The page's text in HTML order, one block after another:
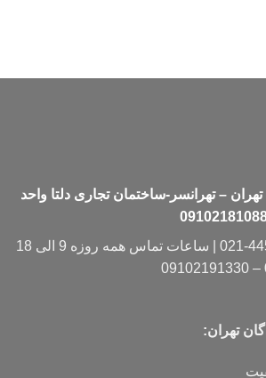
– تهرانسر-ساختمان تجاری دلتا واحد
تهران: